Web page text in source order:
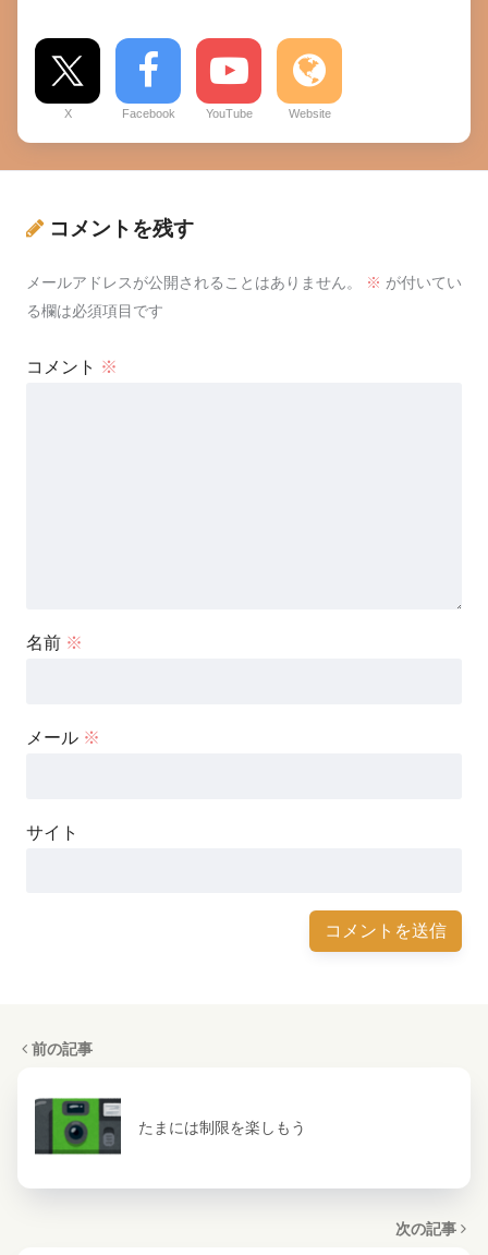
X Facebook YouTube Website
コメントを残す
メールアドレスが公開されることはありません。 ※ が付いてい
る欄は必須項目です
コメント ※
名前 ※
メール ※
サイト
前の記事
たまには制限を楽しもう
次の記事